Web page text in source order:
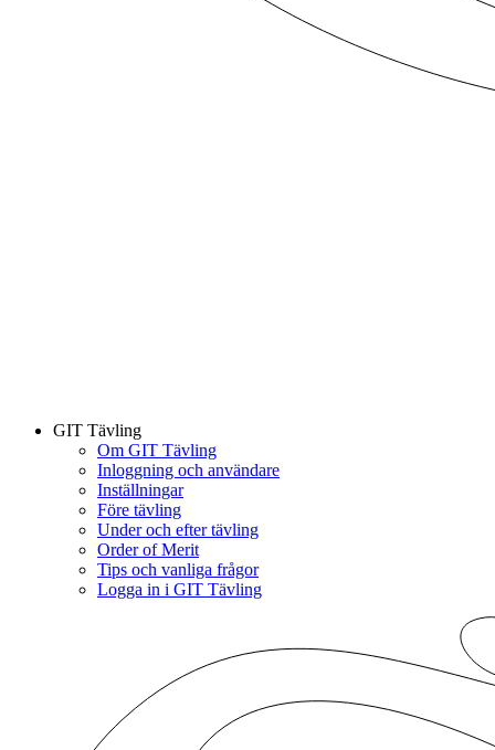
GIT Tävling
Om GIT Tävling
Inloggning och användare
Inställningar
Före tävling
Under och efter tävling
Order of Merit
Tips och vanliga frågor
Logga in i GIT Tävling